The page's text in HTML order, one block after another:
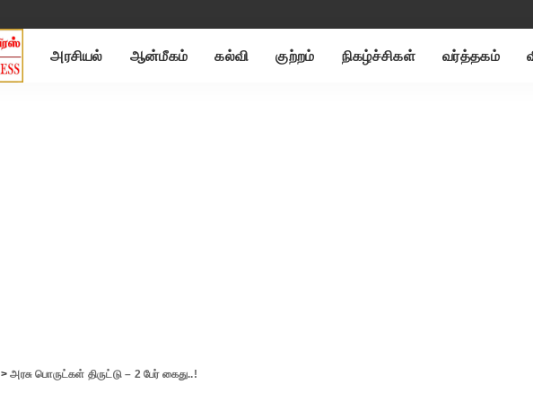
அரசியல் ஆன்மீகம் கல்வி குற்றம் நிகழ்ச்சிகள் வர்த்தகம்
>அரசு பொருட்கள் திருட்டு – 2 பேர் கைது..!